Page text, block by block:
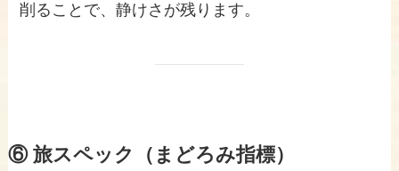
削ることで、静けさが残ります。
⑥ 旅スペック（まどろみ指標）